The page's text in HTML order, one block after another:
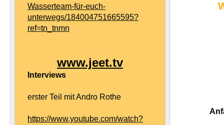
Wasserteam-für-euch-
unterwegs/184004751665595?
ref=tn_tnmn
www.jeet.tv
Interviews
erster Teil mit Andro Rothe
https://www.youtube.com/watch?